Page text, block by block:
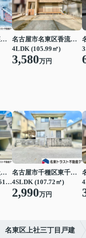
名古屋市名東区梅森坂西１丁目
名古屋市名東区香流３丁目
4LDK (105.99㎡)
3,580万円
名古屋市名東区上社３丁目
2LDK＋S(納戸) (79.51㎡)
名古屋市千種区東千種台
4SLDK (107.72㎡)
2,990万円
名東区上社三丁目戸建